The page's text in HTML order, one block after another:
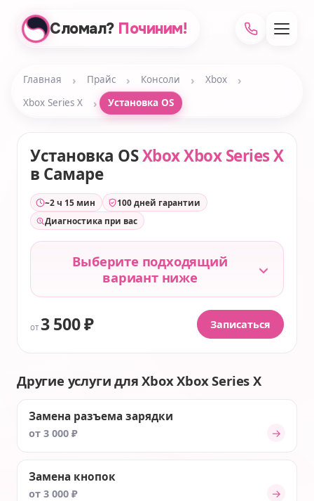
Сломал? Починим!
Главная › Прайс › Консоли › Xbox ›
Xbox Series X › Установка OS
Установка OSXbox Xbox Series X
в Самаре
~2 ч 15 мин
100 дней гарантии
Диагностика при вас
Выберите подходящий
вариант ниже
от 3 500 ₽ Записаться
Другие услуги для Xbox Xbox Series X
Замена разъема зарядки
от 3 000 ₽ →
Замена кнопок
от 3 000 ₽ →